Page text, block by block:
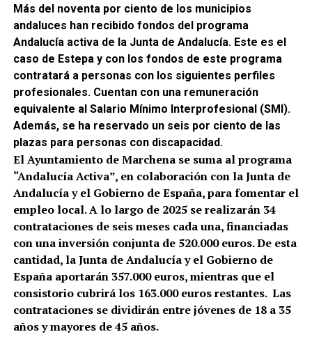
Más del noventa por ciento de los municipios
andaluces han recibido fondos del programa
Andalucía activa de la Junta de Andalucía. Este es el
caso de Estepa y con los fondos de este programa
contratará a personas con los siguientes perfiles
profesionales. Cuentan con una remuneración
equivalente al Salario Mínimo Interprofesional (SMI).
Además, se ha reservado un seis por ciento de las
plazas para personas con discapacidad.
El Ayuntamiento de Marchena se suma al programa
“Andalucía Activa”, en colaboración con la Junta de
Andalucía y el Gobierno de España, para fomentar el
empleo local. A lo largo de 2025 se realizarán 34
contrataciones de seis meses cada una, financiadas
con una inversión conjunta de 520.000 euros. De esta
cantidad, la Junta de Andalucía y el Gobierno de
España aportarán 357.000 euros, mientras que el
consistorio cubrirá los 163.000 euros restantes. Las
contrataciones se dividirán entre jóvenes de 18 a 35
años y mayores de 45 años.